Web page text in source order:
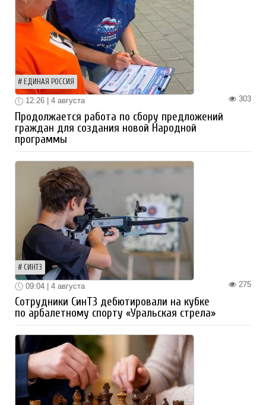
ЕДИНАЯ РОССИЯ
303
12:26 | 4 августа
Продолжается работа по сбору предложений
граждан для создания новой Народной
программы
СИНТЗ
275
09:04 | 4 августа
Сотрудники СинТЗ дебютировали на кубке
по арбалетному спорту «Уральская стрела»